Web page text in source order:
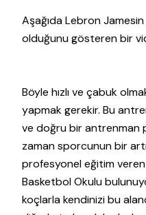
Aşağıda Lebron
olduğunu gösteren bir
Böyle hızlı ve çabuk
yapmak gerekir. Bu
ve doğru bir antrenman
zaman sporcunun bir
profesyonel eğitim veren
Basketbol Okulu
koçlarla kendinizi bu